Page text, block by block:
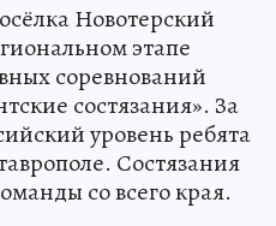
Новотерский
этапе
соревнований
состязания». За
уровень ребята
Состязания
со всего края.